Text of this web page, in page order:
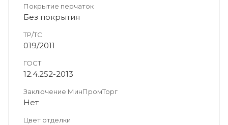
Покрытие перчаток
Без покрытия
ТР/ТС
019/2011
ГОСТ
12.4.252-2013
Заключение МинПромТорг
Нет
Цвет отделки